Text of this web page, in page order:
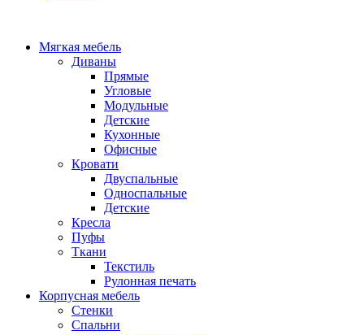
Мягкая мебель
Диваны
Прямые
Угловые
Модульные
Детские
Кухонные
Офисные
Кровати
Двуспальные
Односпальные
Детские
Кресла
Пуфы
Ткани
Текстиль
Рулонная печать
Корпусная мебель
Стенки
Спальни